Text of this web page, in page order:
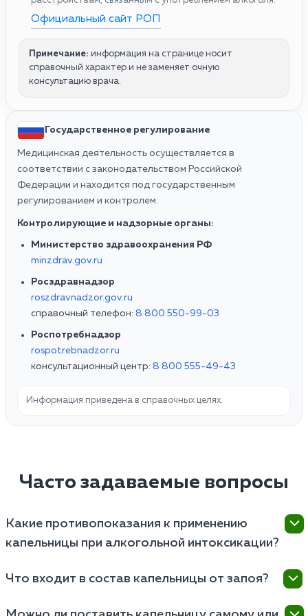
Официальный сайт РОП
Примечание: информация на странице носит
справочный характер и не заменяет очную
консультацию врача.
Государственное регулирование
Медицинская деятельность осуществляется в
соответствии с законодательством Российской
Федерации и находится под государственным
регулированием и контролем.
Контролирующие и надзорные органы:
Министерство здравоохранения РФ
minzdrav.gov.ru
Росздравнадзор
roszdravnadzor.gov.ru
справочный телефон: 8 800 550-99-03
Роспотребнадзор
rospotrebnadzor.ru
консультационный центр: 8 800 555-49-43
Информация приведена в справочных целях.
Часто задаваемые вопросы
Какие противопоказания к применению
капельницы при алкогольной интоксикации?
алкогольной интоксикации могут включать
Что входит в состав капельницы от запоя?